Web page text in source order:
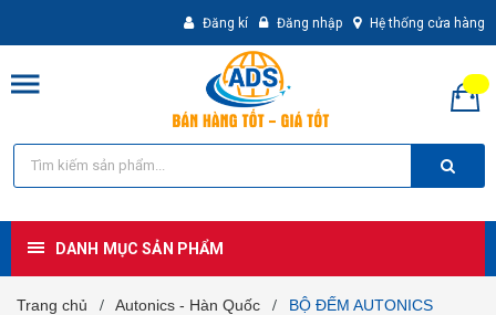
Đăng kí Đăng nhập Hệ thống cửa hàng
DANH MỤC SẢN PHẨM
Trang chủ / Autonics - Hàn Quốc /
BỘ ĐẾM AUTONICS